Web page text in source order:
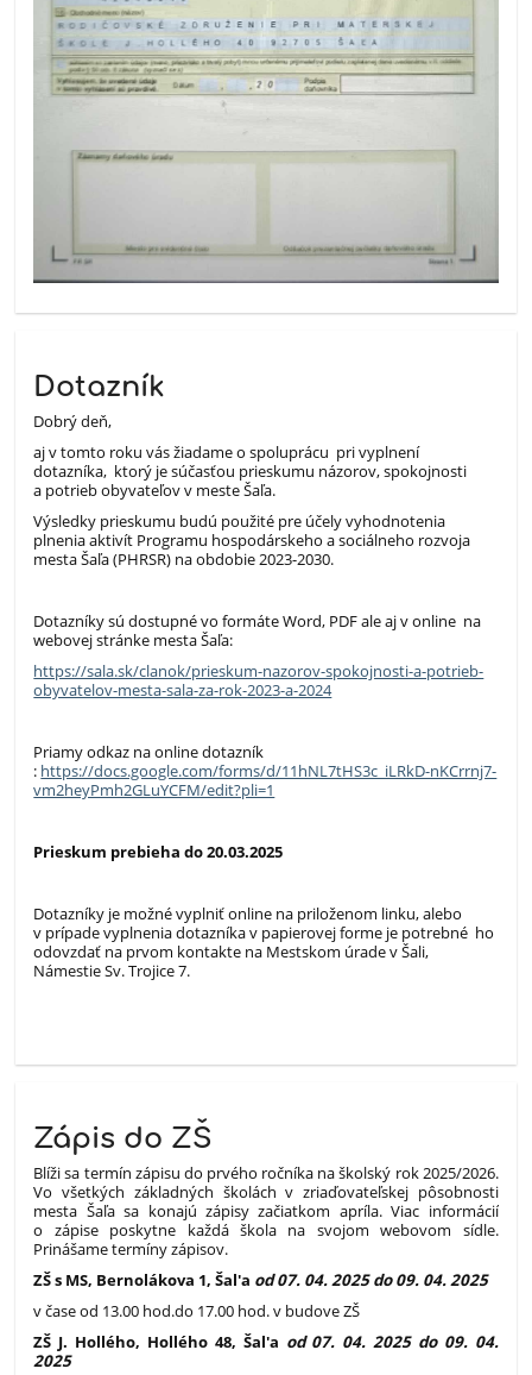
Dotazník
Dobrý deň,
aj v tomto roku vás žiadame o spoluprácu pri vyplnení
dotazníka, ktorý je súčasťou prieskumu názorov, spokojnosti
a potrieb obyvateľov v meste Šaľa.
Výsledky prieskumu budú použité pre účely vyhodnotenia
plnenia aktivít Programu hospodárskeho a sociálneho rozvoja
mesta Šaľa (PHRSR) na obdobie 2023-2030.
Dotazníky sú dostupné vo formáte Word, PDF ale aj v online na
webovej stránke mesta Šaľa:
https://sala.sk/clanok/prieskum-nazorov-spokojnosti-a-potrieb-
obyvatelov-mesta-sala-za-rok-2023-a-2024
Priamy odkaz na online dotazník
: https://docs.google.com/forms/d/11hNL7tHS3c_iLRkD-nKCrrnj7-
vm2heyPmh2GLuYCFM/edit?pli=1
Prieskum prebieha do 20.03.2025
Dotazníky je možné vyplniť online na priloženom linku, alebo
v prípade vyplnenia dotazníka v papierovej forme je potrebné ho
odovzdať na prvom kontakte na Mestskom úrade v Šali,
Námestie Sv. Trojice 7.
Zápis do ZŠ
Blíži sa termín zápisu do prvého ročníka na školský rok 2025/2026.
Vo všetkých základných školách v zriaďovateľskej pôsobnosti
mesta Šaľa sa konajú zápisy začiatkom apríla. Viac informácií
o zápise poskytne každá škola na svojom webovom sídle.
Prinášame termíny zápisov.
ZŠ s MS, Bernolákova 1, Šal'a od 07. 04. 2025 do 09. 04. 2025
v čase od 13.00 hod.do 17.00 hod. v budove ZŠ
ZŠ J. Hollého, Hollého 48, Šal'a od 07. 04. 2025 do 09. 04.
2025